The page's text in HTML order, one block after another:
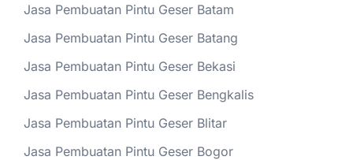
Jasa Pembuatan Pintu Geser Batam
Jasa Pembuatan Pintu Geser Batang
Jasa Pembuatan Pintu Geser Bekasi
Jasa Pembuatan Pintu Geser Bengkalis
Jasa Pembuatan Pintu Geser Blitar
Jasa Pembuatan Pintu Geser Bogor